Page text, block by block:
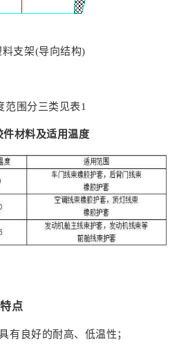
支架(导向结构)
范围分三类见表1
件材料及适用温度
点
有良好的耐高、低温性；